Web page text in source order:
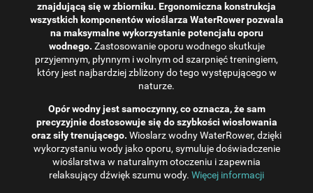
znajdującą się w zbiorniku. Ergonomiczna konstrukcja
wszystkich komponentów wioślarza WaterRower pozwala
na maksymalne wykorzystanie potencjału oporu
wodnego. Zastosowanie oporu wodnego skutkuje
przyjemnym, płynnym i wolnym od szarpnięć treningiem,
który jest najbardziej zbliżony do tego występującego w
naturze.
Opór wodny jest samoczynny, co oznacza, że ​​sam
precyzyjnie dostosowuje się do szybkości wiosłowania
oraz siły trenującego. Wioslarz wodny WaterRower, dzięki
wykorzystaniu wody jako oporu, symuluje doświadczenie
wioślarstwa w naturalnym otoczeniu i zapewnia
relaksujący dźwięk szumu wody. Więcej informacji